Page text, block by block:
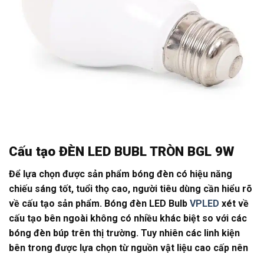
Cấu tạo ĐÈN LED BUBL TRÒN BGL 9W
Để lựa chọn được sản phẩm bóng đèn có hiệu năng
chiếu sáng tốt, tuổi thọ cao, người tiêu dùng cần hiểu rõ
về cấu tạo sản phẩm. Bóng đèn LED Bulb VPLED xét về
cấu tạo bên ngoài không có nhiều khác biệt so với các
bóng đèn búp trên thị trường. Tuy nhiên các linh kiện
bên trong được lựa chọn từ nguồn vật liệu cao cấp nên